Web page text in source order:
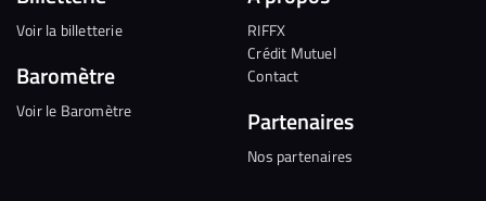
Voir la billetterie
Baromètre
Voir le Baromètre
RIFFX
Crédit Mutuel
Contact
Partenaires
Nos partenaires